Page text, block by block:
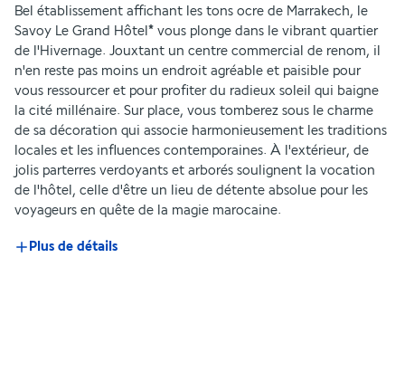
Bel établissement affichant les tons ocre de Marrakech, le
Savoy Le Grand Hôtel * vous plonge dans le vibrant quartier
de l'Hivernage. Jouxtant un centre commercial de renom, il
n'en reste pas moins un endroit agréable et paisible pour
vous ressourcer et pour profiter du radieux soleil qui baigne
la cité millénaire. Sur place, vous tomberez sous le charme
de sa décoration qui associe harmonieusement les traditions
locales et les influences contemporaines. À l'extérieur, de
jolis parterres verdoyants et arborés soulignent la vocation
de l'hôtel, celle d'être un lieu de détente absolue pour les
voyageurs en quête de la magie marocaine.
Plus de détails